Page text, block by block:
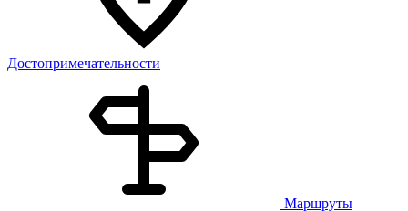
Достопримечательности
Маршруты